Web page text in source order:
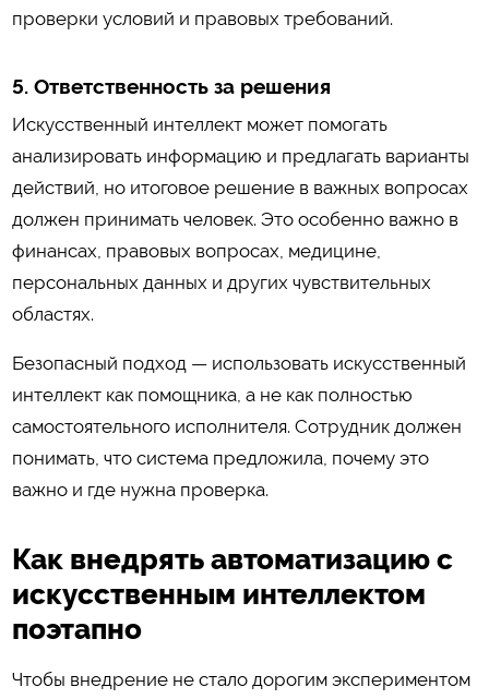
проверки условий и правовых требований.
5. Ответственность за решения
Искусственный интеллект может помогать
анализировать информацию и предлагать варианты
действий, но итоговое решение в важных вопросах
должен принимать человек. Это особенно важно в
финансах, правовых вопросах, медицине,
персональных данных и других чувствительных
областях.
Безопасный подход — использовать искусственный
интеллект как помощника, а не как полностью
самостоятельного исполнителя. Сотрудник должен
понимать, что система предложила, почему это
важно и где нужна проверка.
Как внедрять автоматизацию с
искусственным интеллектом
поэтапно
Чтобы внедрение не стало дорогим экспериментом